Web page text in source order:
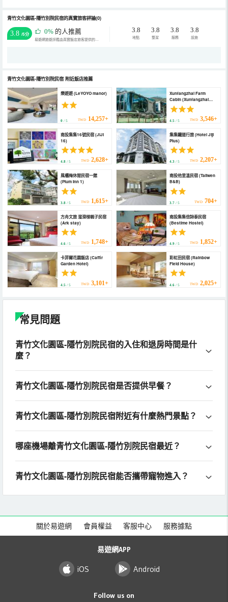
青竹文化園區-隱竹別院民宿的真實旅客評論(0)
3.8 /5分 0% 的人推薦
易遊網旅遊評鑑由真實飯店旅客提供的評鑑。
3.8
地點
3.8
整潔
3.8
服務
3.8
設施
青竹文化園區-隱竹別院民宿 附近飯店推薦
樂遊遊 (LeYOYO manor)
0 / 5 TWD 14,257+
Xunfangzhai Farm
Cabin (Xunfangzhai
Farm Cabin)
4.5/ 5 TWD 3,546+
南投集集16號民宿 (JIJI
16)
4.8 / 5 TWD 2,628+
集集鐵道行旅 (Hotel Jiji
Plus)
4.3/ 5 TWD 2,207+
風櫃梅休閒民宿一館
(Plum Inn 1)
3.8 / 5 TWD 1,615+
南投他里溫民宿 (Taliwen
B&B)
3.7/ 5 TWD 704+
方舟文旅 溜滑梯親子民宿
(Ark stay)
4.6 / 5 TWD 1,748+
南投集集倍詩泰民宿
(Bestime Hostel)
4.9/ 5 TWD 1,852+
卡菲爾花園飯店 (Caffir
Garden Hotel)
4.5 / 5 TWD 3,101+
彩虹田民宿 (Rainbow
Field House)
4.6/ 5 TWD 2,025+
常見問題
青竹文化園區-隱竹別院民宿的入住和退房時間是什
麼？
青竹文化園區-隱竹別院民宿是否提供早餐？
青竹文化園區-隱竹別院民宿附近有什麼熱門景點？
哪座機場離青竹文化園區-隱竹別院民宿最近？
青竹文化園區-隱竹別院民宿能否攜帶寵物進入？
關於易遊網 會員權益 客服中心 服務據點
易遊網APP
iOS Android
Follow us on